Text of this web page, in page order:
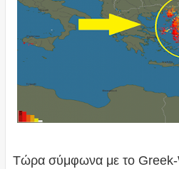
Τώρα σύμφωνα με το Greek-